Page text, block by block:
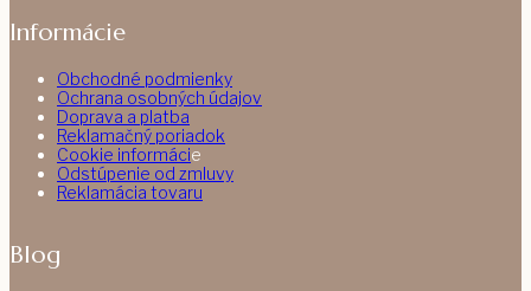
Informácie
Obchodné podmienky
Ochrana osobných údajov
Doprava a platba
Reklamačný poriadok
Cookie informácie
Odstúpenie od zmluvy
Reklamácia tovaru
Blog